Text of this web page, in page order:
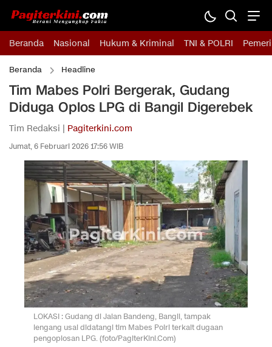
Beranda Nasional Hukum & Kriminal TNI & POLRI
Beranda Headline
Tim Mabes Polri Bergerak, Gudang
Diduga Oplos LPG di Bangil Digerebek
Tim Redaksi | Pagiterkini.com
Jumat, 6 Februari 2026 17:56 WIB
LOKASI : Gudang di Jalan Bandeng, Bangil, tampak
lengang usai didatangi tim Mabes Polri terkait dugaan
pengoplosan LPG. (foto/PagiterKini.Com)